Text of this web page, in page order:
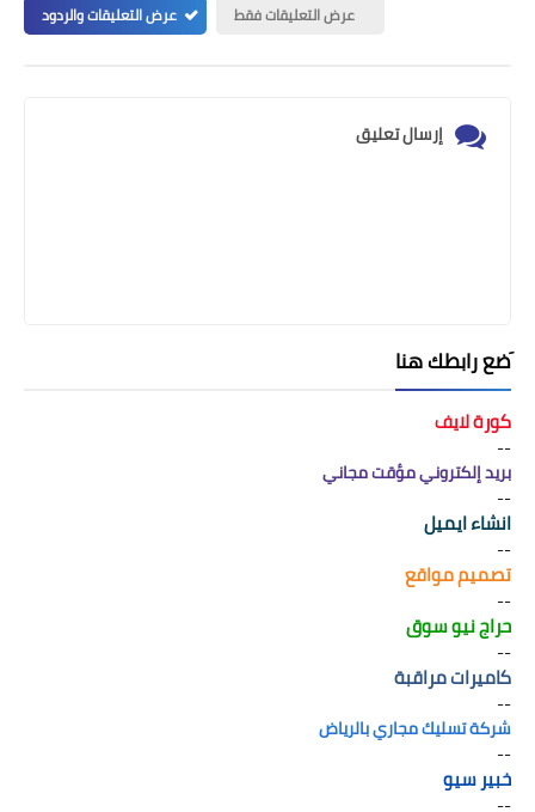
عرض التعليقات فقط
عرض التعليقات والردود
إرسال تعليق
َضع رابطك هنا
كورة لايف
--
بريد إلكتروني مؤقت مجاني
--
انشاء ايميل
--
تصميم مواقع
--
حراج نيو سوق
--
كاميرات مراقبة
--
شركة تسليك مجاري بالرياض
--
خبير سيو
--